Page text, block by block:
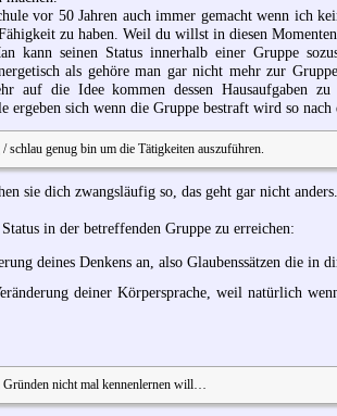
vor 50 Jahren auch immer gemacht wenn ich
zu haben. Weil du willst in diesen
kann seinen Status innerhalb einer Gruppe
als gehöre man gar nicht mehr zur
auf die Idee kommen dessen Hausaufgaben
ergeben sich wenn die Gruppe bestraft wird so
schlau genug bin um die Tätigkeiten auszuführen.
sie dich zwangsläufig so, das geht gar nicht anders..
in der betreffenden Gruppe zu erreichen:
deines Denkens an, also Glaubenssätzen die in
deiner Körpersprache, weil natürlich
Gründen nicht mal kennenlernen will…